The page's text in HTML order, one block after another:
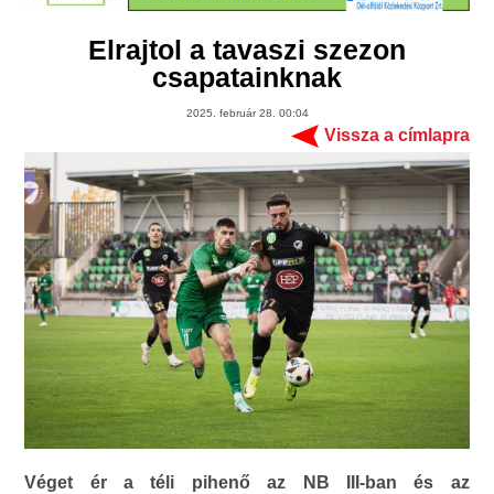
Elrajtol a tavaszi szezon
csapatainknak
2025. február 28. 00:04
Vissza a címlapra
Véget ér a téli pihenő az NB III-ban és az